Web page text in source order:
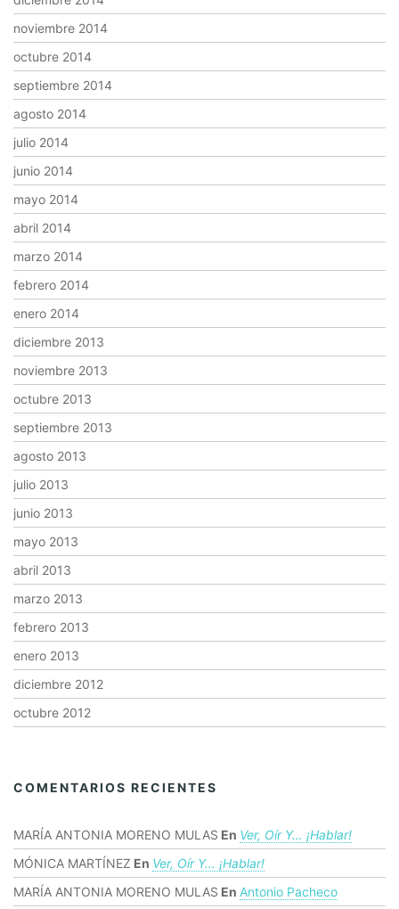
noviembre 2014
octubre 2014
septiembre 2014
agosto 2014
julio 2014
junio 2014
mayo 2014
abril 2014
marzo 2014
febrero 2014
enero 2014
diciembre 2013
noviembre 2013
octubre 2013
septiembre 2013
agosto 2013
julio 2013
junio 2013
mayo 2013
abril 2013
marzo 2013
febrero 2013
enero 2013
diciembre 2012
octubre 2012
COMENTARIOS RECIENTES
MARÍA ANTONIA MORENO MULAS En Ver, Oír Y… ¡hablar!
MÓNICA MARTÍNEZ En Ver, Oír Y… ¡hablar!
MARÍA ANTONIA MORENO MULAS En Antonio Pacheco